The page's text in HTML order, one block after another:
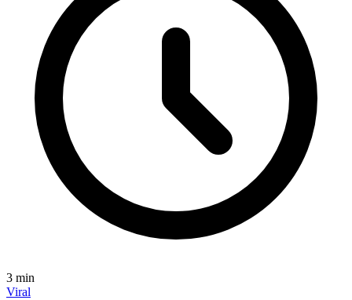
3 min
Viral